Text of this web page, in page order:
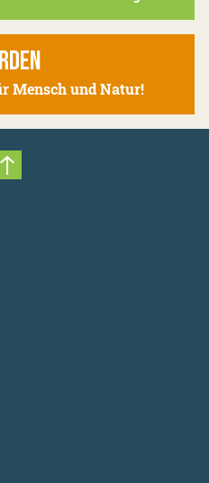
Mensch und Natur!
Nach oben scrollen